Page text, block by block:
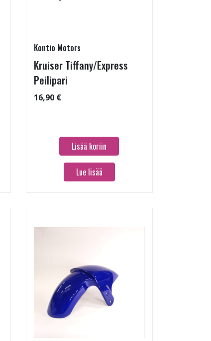
Kontio Motors
Kruiser Tiffany/Express
Peilipari
16,90 €
Lisää koriin
Lue lisää